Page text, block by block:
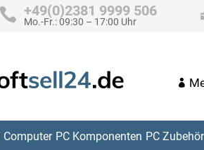
+49(0)2381 9999 506
Mo.-Fr.: 09:30 – 17:00 Uhr
Computer PC Komponenten PC